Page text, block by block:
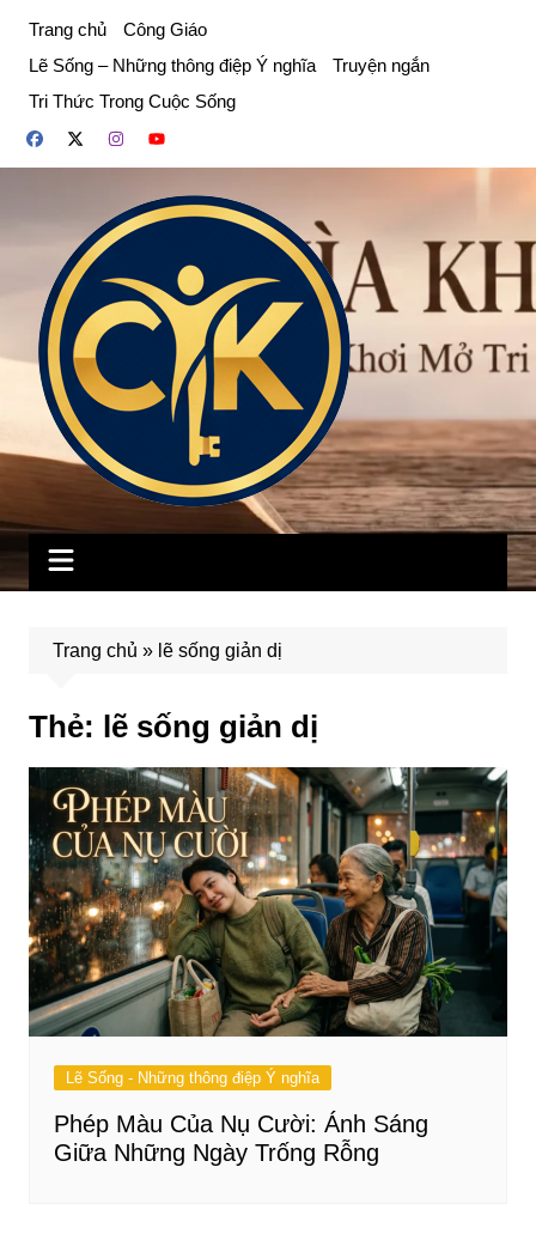
phần
dung
Trang chủ
Công Giáo
Lẽ Sống – Những thông điệp Ý nghĩa
Truyện ngắn
Tri Thức Trong Cuộc Sống
Trang chủ » lẽ sống giản dị
Thẻ: lẽ sống giản dị
Lẽ Sống - Những thông điệp Ý nghĩa
Phép Màu Của Nụ Cười: Ánh Sáng
Giữa Những Ngày Trống Rỗng